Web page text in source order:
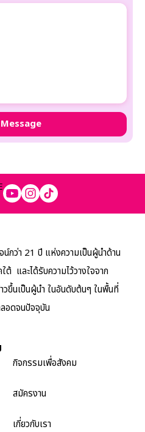
กว่า 21 ปี แห่งความเป็นผู้นำด้าน
และได้รับความไว้วางใจจาก
ขึ้นเป็นผู้นำ ในอันดับต้นๆ ในพื้นที่
อดจนปัจจุบัน
กิจกรรมเพื่อสังคม
สมัครงาน
เกี่ยวกับเรา